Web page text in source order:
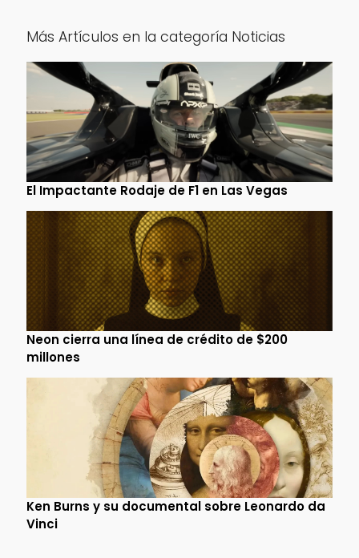
Más Artículos en la categoría Noticias
El Impactante Rodaje de F1 en Las Vegas
Neon cierra una línea de crédito de $200
millones
Ken Burns y su documental sobre Leonardo da
Vinci